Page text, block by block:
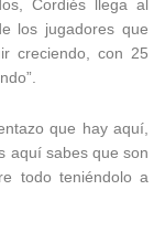
Cordiés llega al
los jugadores que
creciendo, con 25
que hay aquí,
aquí sabes que son
todo teniéndolo a